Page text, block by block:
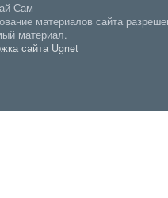
Сам
материалов сайта
материал.
сайта Ugnet